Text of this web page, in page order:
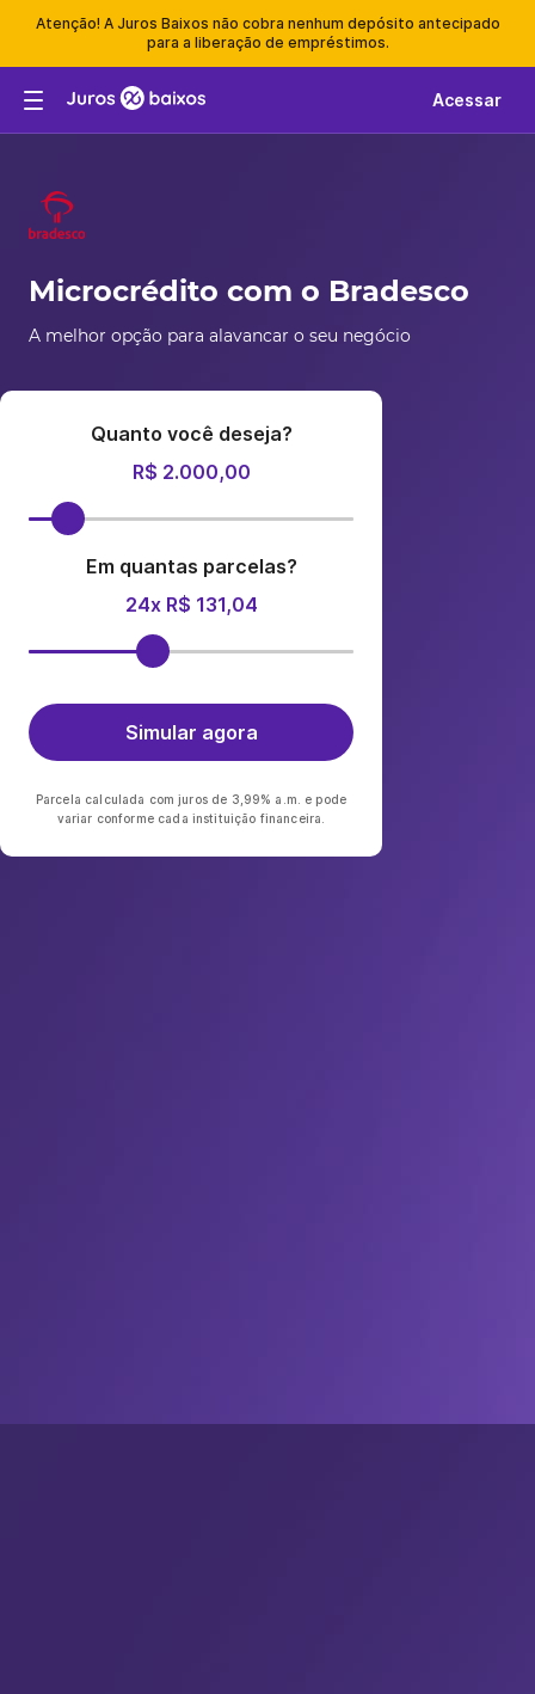
Atenção! A Juros Baixos não cobra nenhum depósito antecipado
para a liberação de empréstimos.
Acessar
Microcrédito com o Bradesco
A melhor opção para alavancar o seu negócio
Quanto você deseja?
R$ 2.000,00
Em quantas parcelas?
24x R$ 131,04
Simular agora
Parcela calculada com juros de 3,99% a.m. e pode
variar conforme cada instituição financeira.